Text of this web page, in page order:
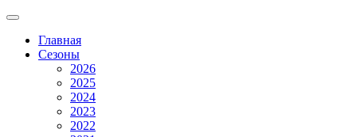
Главная
Сезоны
2026
2025
2024
2023
2022